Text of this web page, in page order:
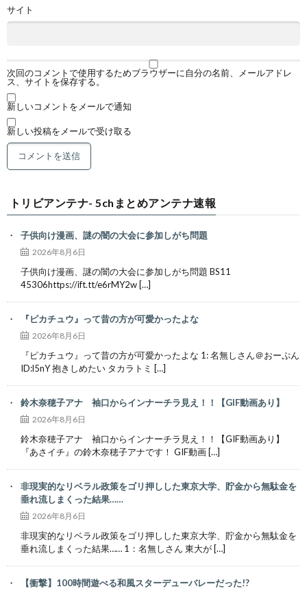
サイト
次回のコメントで使用するためブラウザーに自分の名前、メールアドレ
ス、サイトを保存する。
新しいコメントをメールで通知
新しい投稿をメールで受け取る
トリビアンテナ- 5chまとめアンテナ速報
子供向け漫画、謎の闇の大会に参加しがち問題
2026年8月6日
子供向け漫画、謎の闇の大会に参加しがち問題 BS11
45306https://ift.tt/e6rMY2w […]
『ピカチュウ』って昔の方が可愛かったよな
2026年8月6日
『ピカチュウ』って昔の方が可愛かったよな 1: 名無しさん＠おーぷん
ID:l5nY 抱きしめたい タカラトミ […]
鈴木奈穂子アナ 袖口からインナーチラ見え！！【GIF動画あり】
2026年8月6日
鈴木奈穂子アナ 袖口からインナーチラ見え！！【GIF動画あり】
『あさイチ』の鈴木奈穂子アナです！ GIF動画 […]
非現実的なリベラル政策をゴリ押しした東京大学、貯金から無駄金を
垂れ流しまくった結果……
2026年8月6日
非現実的なリベラル政策をゴリ押しした東京大学、貯金から無駄金を
垂れ流しまくった結果…… 1：名無しさん 東大が […]
【衝撃】100時間遊べる和風スターデューバレーだった!?